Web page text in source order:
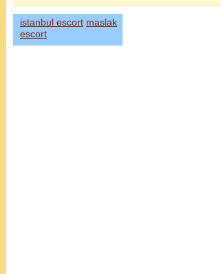
istanbul escort maslak
escort